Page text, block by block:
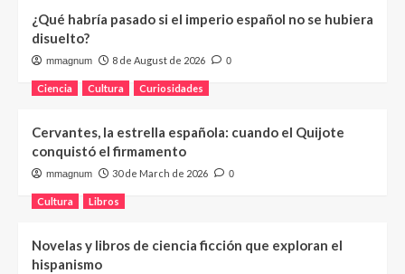
¿Qué habría pasado si el imperio español no se hubiera
disuelto?
mmagnum 8 de August de 2026 0
Ciencia Cultura Curiosidades
Cervantes, la estrella española: cuando el Quijote
conquistó el firmamento
mmagnum 30 de March de 2026 0
Cultura Libros
Novelas y libros de ciencia ficción que exploran el
hispanismo